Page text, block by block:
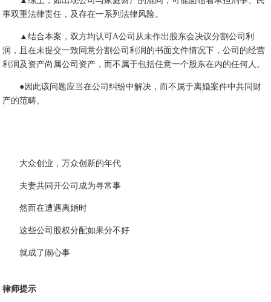
事双重法律责任，及存在一系列法律风险。
▲结合本案，双方均认可A公司从未作出股东会决议分割公司利
润，且在未提交一致同意分割公司利润的书面文件情况下，公司的经营
利润及资产尚属公司资产，而不属于包括任意一个股东在内的任何人。
●因此该问题应当在公司纠纷中解决，而不属于离婚案件中共同财
产的范畴。
大众创业，万众创新的年代
夫妻共同开公司成为寻常事
然而在遭遇离婚时
这些公司股权分配如果分不好
就成了闹心事
律师提示